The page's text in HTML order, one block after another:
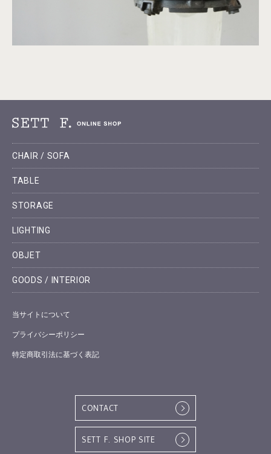
CHAIR / SOFA
TABLE
STORAGE
LIGHTING
OBJET
GOODS / INTERIOR
当サイトについて
プライバシーポリシー
特定商取引法に基づく表記
CONTACT
SETT F. SHOP SITE